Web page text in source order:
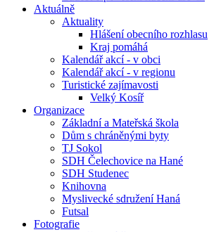
Aktuálně
Aktuality
Hlášení obecního rozhlasu
Kraj pomáhá
Kalendář akcí - v obci
Kalendář akcí - v regionu
Turistické zajímavosti
Velký Kosíř
Organizace
Základní a Mateřská škola
Dům s chráněnými byty
TJ Sokol
SDH Čelechovice na Hané
SDH Studenec
Knihovna
Myslivecké sdružení Haná
Futsal
Fotografie